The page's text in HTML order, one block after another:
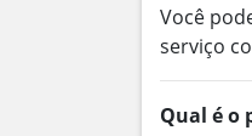
Você
serviço
Qual é o